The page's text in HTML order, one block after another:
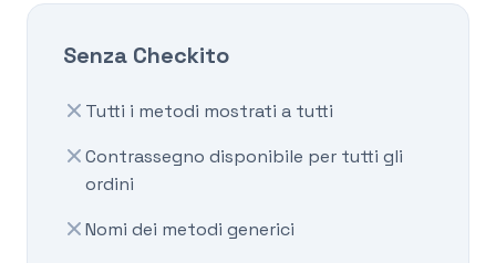
Senza Checkito
Tutti i metodi mostrati a tutti
Contrassegno disponibile per tutti gli
ordini
Nomi dei metodi generici